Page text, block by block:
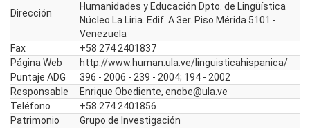
Dirección
Humanidades y Educación Dpto. de Lingüística
Núcleo La Liria. Edif. A 3er. Piso Mérida 5101 -
Venezuela
Fax
+58 274 2401837
Página Web
http://www.human.ula.ve/linguisticahispanica/
Puntaje ADG
396 - 2006 - 239 - 2004; 194 - 2002
Responsable
Enrique Obediente, enobe@ula.ve
Teléfono
+58 274 2401856
Patrimonio
Grupo de Investigación